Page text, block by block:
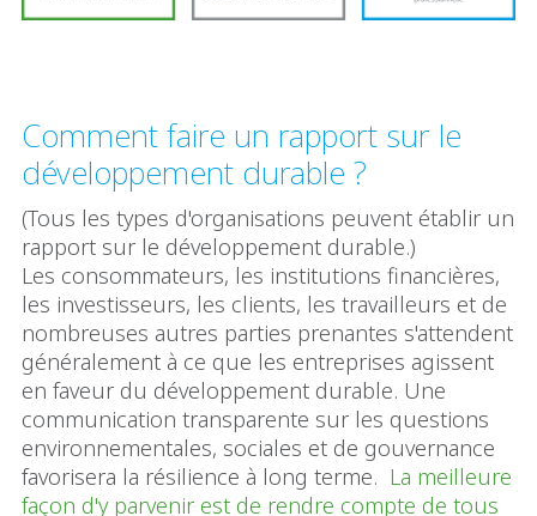
Comment faire un rapport sur le
développement durable ?
(Tous les types d'organisations peuvent établir un
rapport sur le développement durable.)
Les consommateurs, les institutions financières,
les investisseurs, les clients, les travailleurs et de
nombreuses autres parties prenantes s'attendent
généralement à ce que les entreprises agissent
en faveur du développement durable. Une
communication transparente sur les questions
environnementales, sociales et de gouvernance
favorisera la résilience à long terme. La meilleure
façon d'y parvenir est de rendre compte de tous